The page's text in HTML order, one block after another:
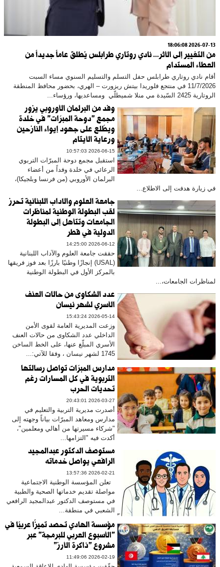
2026-07-13 18:06:08
من التغيير إلى الأثر... نادي روتاري طرابلس يُطلق عاماً جديداً من
العطاء المستدام
أقام نادي روتاري طرابلس حفل التسلم والتسليم السنوي مساء السبت
11/7/2026 في منتجع فلوريدا بيتش ريزورت – الهري، بحضور محافظ المنطقة
الروتارية 2425 السّيدة مي منلا شميطلّي ومساعديها، ورؤساء...
​وفد من البرلمان الأوروبي يزور
مجمع "دوحة المبرّات" في خلدة
ويطّلع على جهود إيواء النازحين
ورعاية الأيتام
2026-06-15 10:57:03
​استقبل مجمع دوحة المبرّات التربوي
الرعائي في خلدة وفداً من أعضاء
البرلمان الأوروبي (من فرنسا وبلجيكا)،
في زيارة هدفت إلى الاطلاع...
جامعة العلوم والآداب اللبنانية تحرز
لقب البطولة الوطنية لمناظرات
الجامعات وتتأهل إلى البطولة
الدولية في قطر
2026-06-12 14:25:00
حققت جامعة العلوم والآداب اللبنانية
(USAL) إنجازًا وطنيًا بارزًا بعد فوز فريقها
بالمركز الأول في البطولة الوطنية
لمناظرات الجامعات،...
عدد الشكاوى من حالات العنف
الأسري لشهر نيسان
2026-05-14 15:43:24
وزعت المديرية العامة لقوى الأمن
الداخلي عدد الشكاوى من حالات العنف
الأسري المبلّغ عنها، على الخط الساخن
1745 لشهر نيسان ، وفقا للآتي:...
مدارس المبرّات تواصل رسالتها
التربوية في كل المسارات رغم
تحديات الحرب
2026-03-27 20:43:01
أصدرت مديرية التربية والتعليم في
مدارس ومعاهد المبرّات بياناً وجهته إلى
"شركاء مسيرتها من أهالي ومعلمين"،
أكدت فيه "التزامها...
مستوصف الدكتور عبدالمجيد
الرافعي يواصل خدماته
2026-02-21 13:57:36
تعلن المؤسسة الوطنية الاجتماعية
مواصلة تقديم خدماتها الصحية والطبية
في مستوصف الدكتور عبدالمجيد الرافعي
الشعبي في منطقة...
مؤسسة الهادي تحصد تميزًا عربيًا في
"الأسبوع العربي للبرمجة" عبر
مشروع "ذاكرة الأرز"
2026-02-19 11:49:06